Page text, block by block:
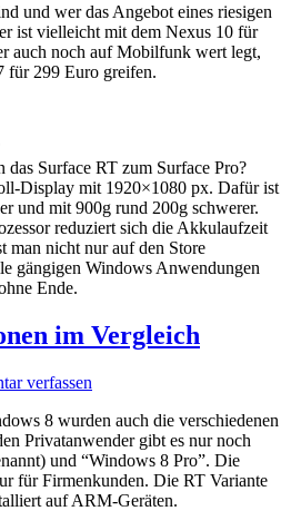
und wer das Angebot eines riesigen
ist vielleicht mit dem Nexus 10 für
auch noch auf Mobilfunk wert legt,
für 299 Euro greifen.
das Surface RT zum Surface Pro?
Display mit 1920×1080 px. Dafür ist
und mit 900g rund 200g schwerer.
reduziert sich die Akkulaufzeit
man nicht nur auf den Store
gängigen Windows Anwendungen
Ende.
im Vergleich
verfassen
8 wurden auch die verschiedenen
Privatanwender gibt es nur noch
und “Windows 8 Pro”. Die
für Firmenkunden. Die RT Variante
auf ARM-Geräten.